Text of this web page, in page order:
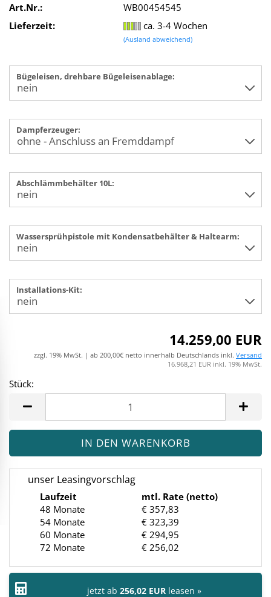
Art.Nr.:
WB00454545
Lieferzeit:
ca. 3-4 Wochen
(Ausland abweichend)
Bügeleisen, drehbare Bügeleisenablage:
Dampferzeuger:
Abschlämmbehälter 10L:
Wassersprühpistole mit Kondensatbehälter & Haltearm:
Installations-Kit:
14.259,00 EUR
zzgl. 19% MwSt. | ab 200,00€ netto innerhalb Deutschlands inkl. Versand
16.968,21 EUR inkl. 19% MwSt.
Stück:
unser Leasingvorschlag
Laufzeit
mtl. Rate (netto)
48 Monate
€ 357,83
54 Monate
€ 323,39
60 Monate
€ 294,95
72 Monate
€ 256,02
jetzt ab 256,02 EUR leasen »